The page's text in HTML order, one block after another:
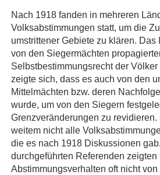
Nach 1918 fanden in mehreren
Volksabstimmungen statt, um die
umstrittener Gebiete zu klären. Das
von den Siegermächten
Selbstbestimmungsrecht der
zeigte sich, dass es auch von den
Mittelmächten bzw. deren
wurde, um von den Siegern
Grenzveränderungen zu
weitem nicht alle
die es nach 1918 Diskussionen
durchgeführten Referenden
Abstimmungsverhalten oft nicht